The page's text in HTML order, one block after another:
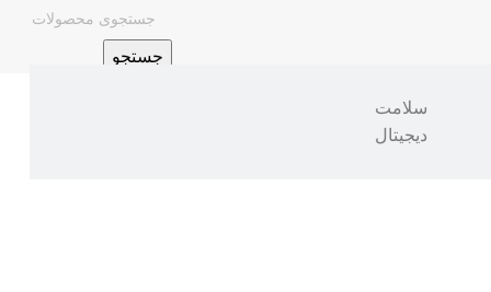
جستجو
سلامت
دیجیتال